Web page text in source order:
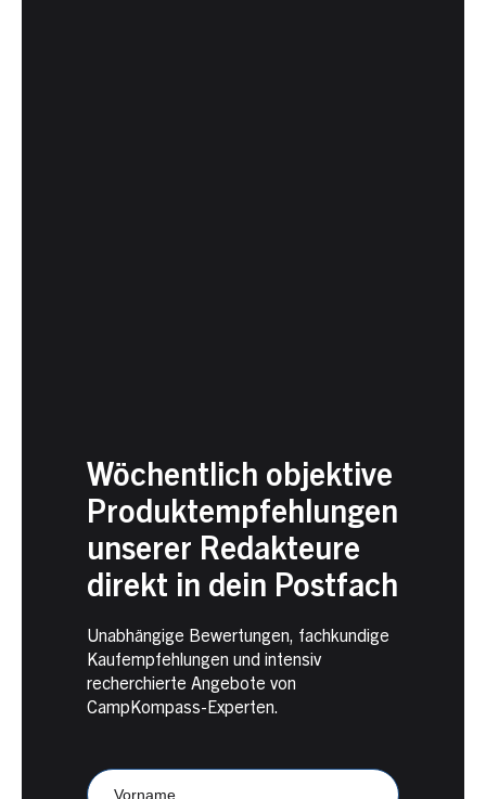
Wöchentlich objektive
Produktempfehlungen
unserer Redakteure
direkt in dein Postfach
Unabhängige Bewertungen, fachkundige
Kaufempfehlungen und intensiv
recherchierte Angebote von
CampKompass-Experten.
CampKompass
Vorname